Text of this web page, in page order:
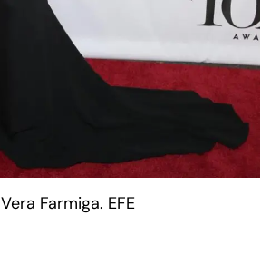
Vera Farmiga. EFE